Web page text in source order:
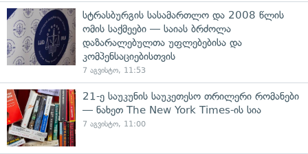
სტრასბურგის სასამართლო და 2008 წლის
ომის საქმეები — საიას ბრძოლა
დაზარალებულთა უფლებებისა და
კომპენსაციებისთვის
7 აგვისტო, 11:53
21-ე საუკუნის საუკეთესო თრილერი რომანები
— ნახეთ The New York Times-ის სია
7 აგვისტო, 11:00